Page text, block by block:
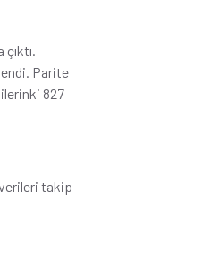
Parite
827
takip